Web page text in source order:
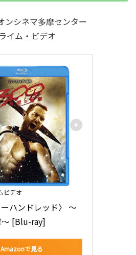
ンシネマ多摩センター
イム・ビデオ
ビデオ
ハンドレッド〉 ～
～ [Blu-ray]
Amazonで見る